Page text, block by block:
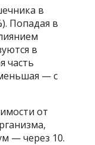
в
Попадая в
в
часть
— с
от
— через 10.